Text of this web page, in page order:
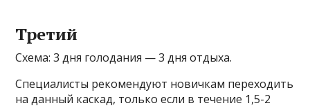
Третий
Схема: 3 дня голодания — 3 дня отдыха.
Специалисты рекомендуют новичкам переходить
на данный каскад, только если в течение 1,5-2